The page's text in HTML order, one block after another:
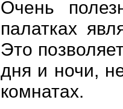
Очень
палатках
Это
дня и ночи,
комнатах.